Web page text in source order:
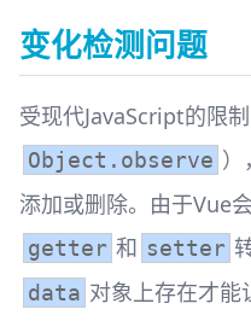
变化检测问题
受现代JavaScript的限
Object.observe ）
添加或删除。由于Vue
getter 和 setter
data 对象上存在才能